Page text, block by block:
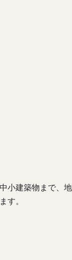
小建築物まで、地
す。